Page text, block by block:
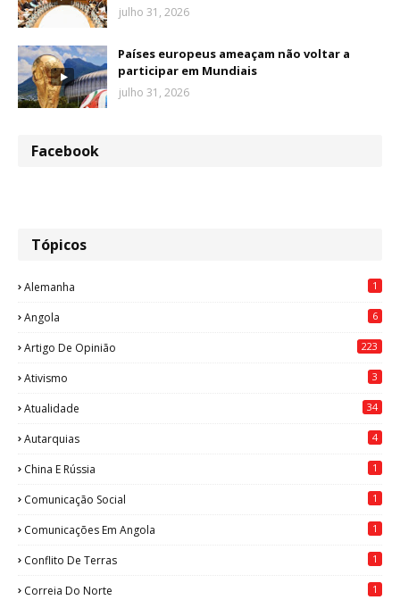
julho 31, 2026
Países europeus ameaçam não voltar a
participar em Mundiais
julho 31, 2026
Facebook
Tópicos
Alemanha 1
Angola 6
Artigo De Opinião 223
Ativismo 3
Atualidade 34
Autarquias 4
China E Rússia 1
Comunicação Social 1
Comunicações Em Angola 1
Conflito De Terras 1
Correia Do Norte 1